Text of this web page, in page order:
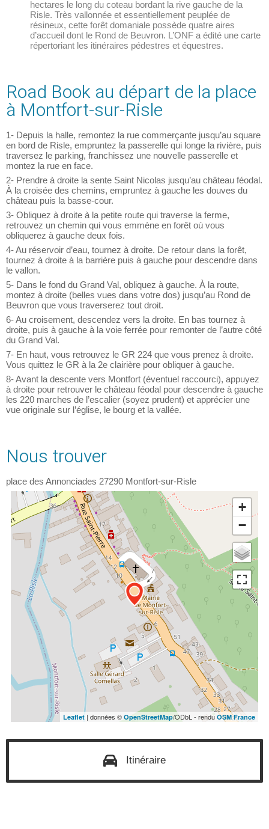
hectares le long du coteau bordant la rive gauche de la
Risle. Très vallonnée et essentiellement peuplée de
résineux, cette forêt domaniale possède quatre aires
d’accueil dont le Rond de Beuvron. L’ONF a édité une carte
répertoriant les itinéraires pédestres et équestres.
Road Book au départ de la place
à Montfort-sur-Risle
1- Depuis la halle, remontez la rue commerçante jusqu’au square
en bord de Risle, empruntez la passerelle qui longe la rivière, puis
traversez le parking, franchissez une nouvelle passerelle et
montez la rue en face.
2- Prendre à droite la sente Saint Nicolas jusqu’au château féodal.
À la croisée des chemins, empruntez à gauche les douves du
château puis la basse-cour.
3- Obliquez à droite à la petite route qui traverse la ferme,
retrouvez un chemin qui vous emmène en forêt où vous
obliquerez à gauche deux fois.
4- Au réservoir d’eau, tournez à droite. De retour dans la forêt,
tournez à droite à la barrière puis à gauche pour descendre dans
le vallon.
5- Dans le fond du Grand Val, obliquez à gauche. À la route,
montez à droite (belles vues dans votre dos) jusqu’au Rond de
Beuvron que vous traverserez tout droit.
6- Au croisement, descendez vers la droite. En bas tournez à
droite, puis à gauche à la voie ferrée pour remonter de l’autre côté
du Grand Val.
7- En haut, vous retrouvez le GR 224 que vous prenez à droite.
Vous quittez le GR à la 2e clairière pour obliquer à gauche.
8- Avant la descente vers Montfort (éventuel raccourci), appuyez
à droite pour retrouver le château féodal pour descendre à gauche
les 220 marches de l’escalier (soyez prudent) et apprécier une
vue originale sur l’église, le bourg et la vallée.
Nous trouver
place des Annonciades 27290 Montfort-sur-Risle
+
−
Leaflet | données © OpenStreetMap/ODbL - rendu OSM France
Itinéraire